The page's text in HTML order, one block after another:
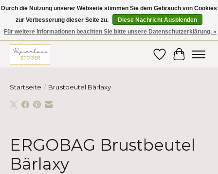
Hier finden Sie hochwertige Produkte im Bereich Schule, Büro, Papier,
Schreiben und vieles mehr! Erhalten Sie Ihre Bestellung bequem nach
Hause oder ins Büro geliefert!
Wunschzettel
Ihr
Startseite / Brustbeutel Bärlaxy
ERGOBAG Brustbeutel
Bärlaxy
Durch die Nutzung unserer Webseite stimmen Sie dem Gebrauch von Cookies
zur Verbesserung dieser Seite zu.
Diese Nachricht Ausblenden
Für weitere Informationen beachten Sie bitte unsere Datenschutzerklärung. »